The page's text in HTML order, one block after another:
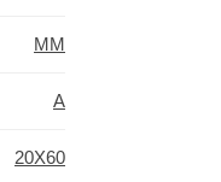
MM
A
20X60